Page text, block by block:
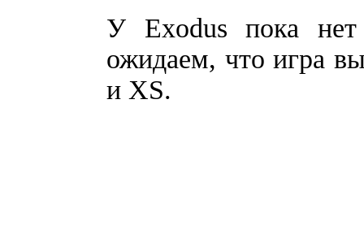
У Exodus пока
ожидаем, что игра
и XS.